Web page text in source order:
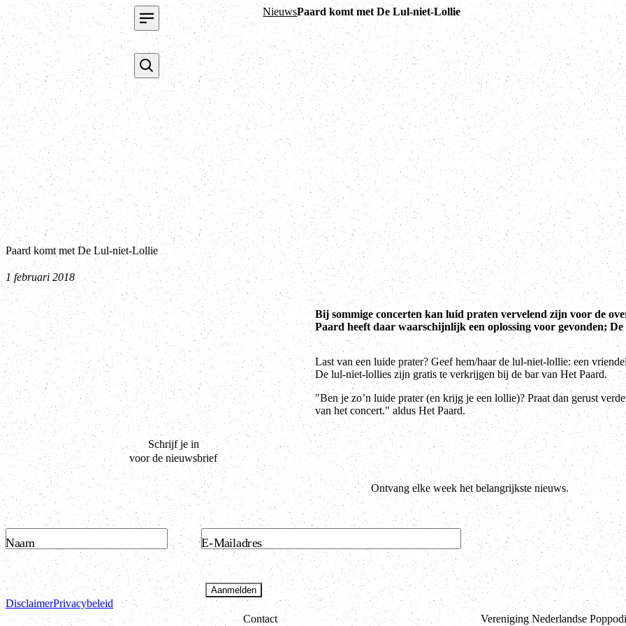
NieuwsPaard komt met De Lul-niet-Lollie
Paard komt met De Lul-niet-Lollie
1 februari 2018
Bij sommige concerten kan luid praten vervelend zijn voor de
Paard heeft daar waarschijnlijk een oplossing voor gevonden;
Last van een luide prater? Geef hem/haar de lul-niet-lollie: een
De lul-niet-lollies zijn gratis te verkrijgen bij de bar van Het Paard.
"Ben je zo’n luide prater (en krijg je een lollie)? Praat dan gerust
van het concert." aldus Het Paard.
Schrijf je in
voor de nieuwsbrief
Ontvang elke week het belangrijkste nieuws.
Naam E-Mailadres
Aanmelden
DisclaimerPrivacybeleid
Contact
Vereniging Nederlandse